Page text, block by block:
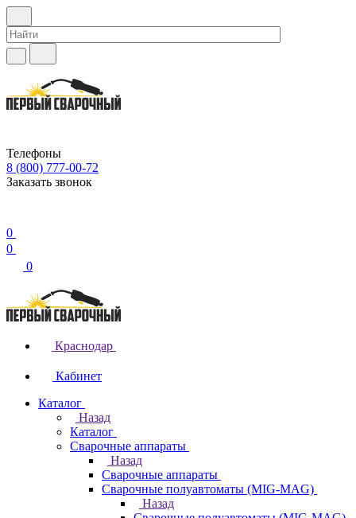
Телефоны
8 (800) 777-00-72
Заказать звонок
0
0
0
Краснодар
Кабинет
Каталог
Назад
Каталог
Сварочные аппараты
Назад
Сварочные аппараты
Сварочные полуавтоматы (MIG-MAG)
Назад